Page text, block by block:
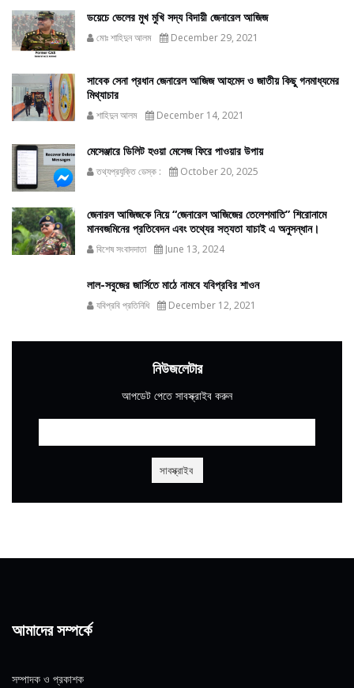
ডয়েচে ভেলের মুখ মুখি সদ্য বিদায়ী জেনারেল আজিজ
মোঃ শাহিদুন আলম December 29, 2021
সাবেক সেনা প্রধান জেনারেল আজিজ আহমেদ ও জাতীয় কিছু গনমাধ্যমের
মিথ্যাচার
শাহিদুন আলম December 14, 2021
মেসেঞ্জারে ডিলিট হওয়া মেসেজ ফিরে পাওয়ার উপায়
তথ্যপ্রযুক্তি ডেস্ক : October 20, 2025
জেনারল আজিজকে নিয়ে “জেনারেল আজিজের তেলেশমাতি” শিরোনামে
মানবজমিনের প্রতিবেদন এবং তথ্যের সত্যতা যাচাই এ অনুসন্ধান।
বিশেষ সংবাদদাতা June 13, 2024
লাল-সবুজের জার্সিতে মাঠে নামবে যবিপ্রবির শাওন
যবিপ্রবি প্রতিনিধি December 12, 2021
নিউজলেটার
আপডেট পেতে সাবস্ক্রাইব করুন
আমাদের সম্পর্কে
সম্পাদক ও প্রকাশক